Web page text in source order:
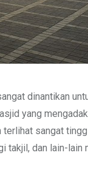
dinantikan
yang
sangat
takjil, dan lain-